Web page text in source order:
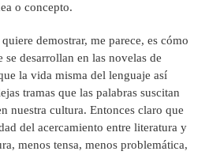
o concepto.
demostrar, me parece, es cómo
se desarrollan en las novelas de
la vida misma del lenguaje así
tramas que las palabras suscitan
nuestra cultura. Entonces claro que
del acercamiento entre literatura y
menos tensa, menos problemática,